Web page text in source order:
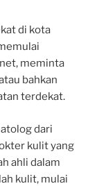
di kota
meminta
bahkan
terdekat.
dari
kulit yang
ahli dalam
kulit, mulai